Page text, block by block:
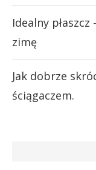
Idealny
zimę
Jak dobrze
ściągaczem.